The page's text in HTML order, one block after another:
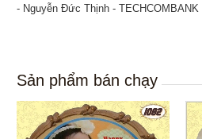
- Nguyễn Đức Thịnh -
Sản phẩm bán chạy